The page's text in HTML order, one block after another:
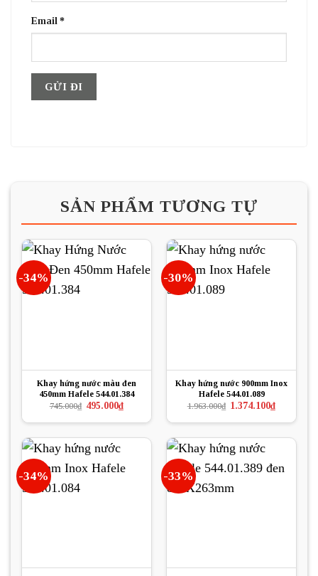
Email *
SẢN PHẨM TƯƠNG TỰ
-34%
Khay hứng nước màu đen
450mm Hafele 544.01.384
745.000₫ Giá
là:
495.000₫Giá
hiện
tại
495.000₫.
-30%
Khay hứng nước 900mm Inox
Hafele 544.01.089
1.963.000₫ Giá
là:
1.374.100₫Giá
hiện
tại
1.374.100₫.
-34% -33%